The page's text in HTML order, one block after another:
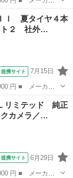
名： シルク Ｓ
／ＴＶ） スマー
Ｉ 夏タイヤ４本
ト２ 社外…
提携サイト 7月15日
名： Ｘ ＳＡＩ
社外ナビ ワンセ
リミテッド 純正
クカメラ／…
提携サイト 6月29日